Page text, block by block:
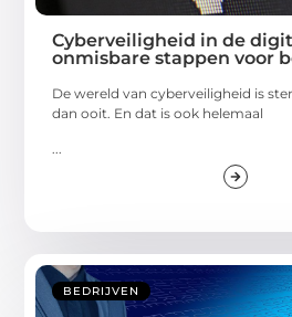
Cyberveiligheid in de
onmisbare stappen voor
De wereld van cyberveiligheid is
dan ooit. En dat is ook helemaal
...
BEDRIJVEN